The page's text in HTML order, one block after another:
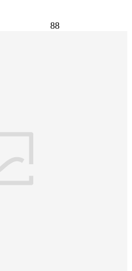
88